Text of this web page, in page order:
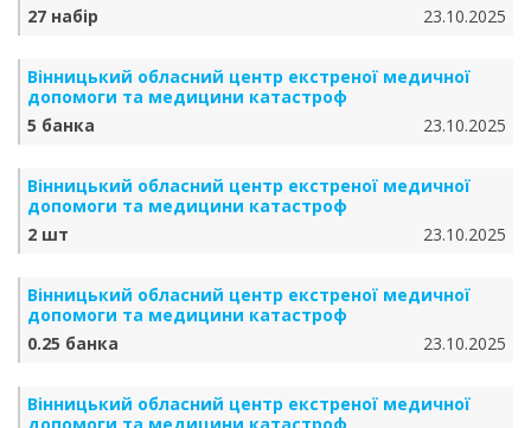
27 набір
23.10.2025
Вінницький обласний центр екстреної медичної
допомоги та медицини катастроф
5 банка
23.10.2025
Вінницький обласний центр екстреної медичної
допомоги та медицини катастроф
2 шт
23.10.2025
Вінницький обласний центр екстреної медичної
допомоги та медицини катастроф
0.25 банка
23.10.2025
Вінницький обласний центр екстреної медичної